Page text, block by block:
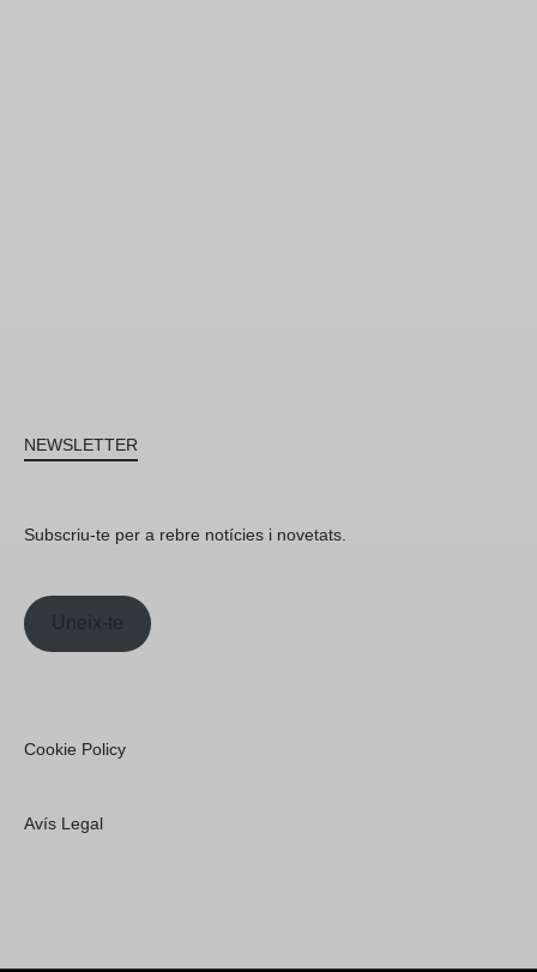
NEWSLETTER
Subscriu-te per a rebre notícies i novetats.
Uneix-te
Cookie Policy
Avís Legal